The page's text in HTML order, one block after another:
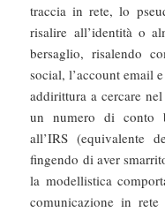
traccia in rete, lo
risalire all’identità o
bersaglio, risalendo
social, l’account email
addirittura a cercare nel
un numero di conto
all’IRS (equivalente
fingendo di aver
la modellistica
comunicazione in